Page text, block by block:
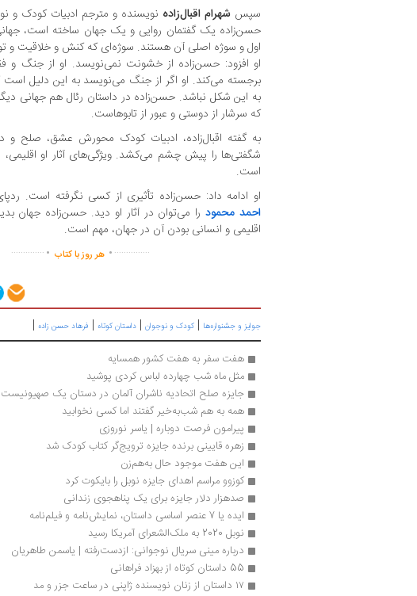
سپس شهرام اقبال‌زاده نویسنده و مترجم ادبیات کودک و
حسن‌زاده یک گفتمان روایی و یک جهان ساخته است،
اول و سوژه اصلی آن هستند. سوژه‌ای که کنش و خلاقیت و
او افزود: حسن‌زاده از خشونت نمی‌نویسد. او از جنگ و
برجسته می‌کند. او اگر از جنگ می‌نویسد به این دلیل
به این شکل نباشد. حسن‌زاده در داستان رئال هم جهانی
که سرشار از دوستی و عبور از تابوهاست.
به گفته اقبال‌زاده، ادبیات کودک محورش عشق، صلح
شگفتی‌ها را پیش چشم می‌کشد. ویژگی‌های آثار او اقلیمی،
است.
او ادامه داد: حسن‌زاده تأثیری از کسی نگرفته است.
احمد محمودرا می‌توان در آثار او دید. حسن‌زاده جهان
اقلیمی و انسانی بودن آن در جهان، مهم است.
...............
.هر روز با کتاب .
..............
جوایز و جشنواره‌ها | کودک و نوجوان | داستان کوتاه | فرهاد حسن زاده |
هفت سفر به هفت کشور همسایه
مثل ماه شب چهارده لباس کردی پوشید
جایزه صلح اتحادیه ناشران آلمان در دستان یک صهیونیست
همه به هم شب‌به‌خیر گفتند اما کسی نخوابید
پیرامون فرصت دوباره | یاسر نوروزی
زهره قایینی برنده جایزه ترویج‌گر کتاب کودک شد
این هفت موجود حال‌ به‌هم‌زن
کوزوو مراسم اهدای جایزه نوبل را بایکوت کرد
صدهزار دلار جایزه برای یک پناهجوی زندانی
ایده یا 7 عنصر اساسی داستان، نمایش‌نامه و فیلم‌نامه
نوبل 2020 به ملک‌الشعرای آمریکا رسید
درباره مینی سریال نوجوانی: ازدست‌رفته | یاسمن طاهریان
55 داستان‌ کوتاه از بهزاد فراهانی
۱۷ داستان از زنان نویسنده ژاپنی در ساعت جزر و مد